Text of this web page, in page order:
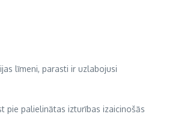
līmeni, parasti ir uzlabojusi
pie palielinātas izturības izaicinošās